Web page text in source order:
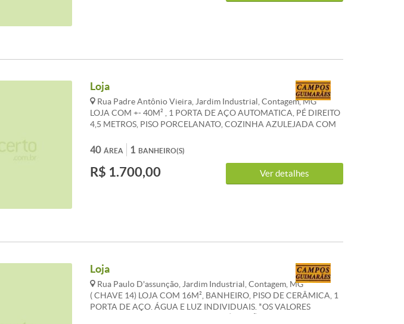
Loja
Rua Padre Antônio Vieira, Jardim Industrial, Contagem, MG
LOJA COM +- 40M² , 1 PORTA DE AÇO AUTOMATICA, PÉ DIREITO
4,5 METROS, PISO PORCELANATO, COZINHA AZULEJADA COM
PARA ESTACIONAMENTO, AGUA E LUZ INDIVIDUAIS. *OS
VALORES ANUNCIADOS DE IPTU E CONDOMÍNIO SÃO
REFERENCIAIS E PODEM SOFRER ALTERAÇÕES. WHATSAPP: (31)
98386-8716.
ÁREA
40 BANHEIRO(S)
1
R$ 1.700,00 Ver detalhes
Loja
Rua Paulo D'assunção, Jardim Industrial, Contagem, MG
( CHAVE 14) LOJA COM 16M², BANHEIRO, PISO DE CERÂMICA, 1
PORTA DE AÇO. ÁGUA E LUZ INDIVIDUAIS. *OS VALORES